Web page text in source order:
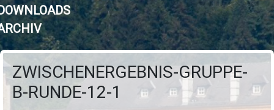
ZWISCHENERGEBNIS-GRUPPE-
B-RUNDE-12-1